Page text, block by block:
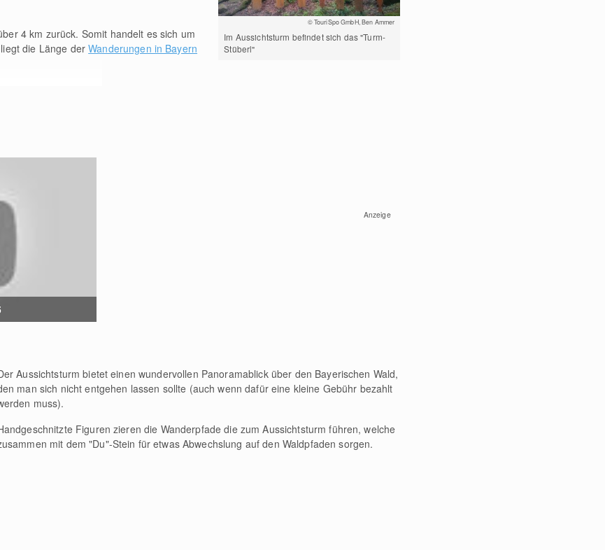
­© TouriSpo GmbH, Ben Ammer
Im Aussichtsturm befindet sich das "Turm-
Stüberl"
4km zurück. Somit handelt es sich um
die Länge derWanderungen in Bayern
Anzeige
Aussichtsturm bietet einen wundervollen Panoramablick über den Bayerischen Wald,
man sich nicht entgehen lassen sollte (auch wenn dafür eine kleine Gebühr bezahlt
muss).
Figuren zieren die Wanderpfade die zum Aussichtsturm führen, welche
mit dem "Du"-Stein für etwas Abwechslung auf den Waldpfaden sorgen.